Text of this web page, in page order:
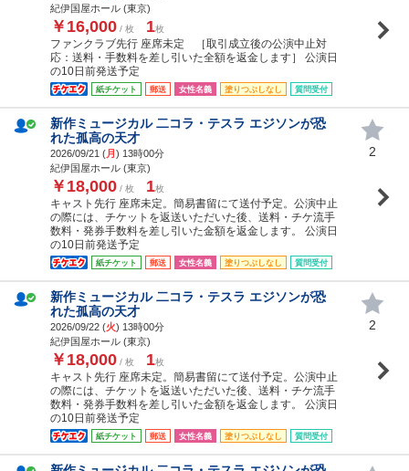
紀伊国屋ホール (東京)
￥16,000 / 枚 1枚
ファンクラブ先行 座席未定 ［取引成立後の公演中止対
応：送料・手数料を差し引いた全額を返金します］ 公演日
の10日前発送予定
紙チケット 郵送 女性名義 塗りつぶしなし 質問受付
新作ミュージカル 二コラ・テスラ エジソンが恐
れた孤高の天才
2026/09/21 (月) 13時00分
紀伊国屋ホール (東京)
￥18,000 / 枚 1枚
キャスト先行 座席未定。簡易書留にて送付予定。公演中止
の際には、チケットを返送いただいた後、送料・チケ流手
数料・発券手数料を差し引いた金額を返金します。 公演日
の10日前発送予定
紙チケット 郵送 女性名義 塗りつぶしなし 質問受付
2
新作ミュージカル 二コラ・テスラ エジソンが恐
れた孤高の天才
2026/09/22 (火) 13時00分
紀伊国屋ホール (東京)
￥18,000 / 枚 1枚
キャスト先行 座席未定。簡易書留にて送付予定。公演中止
の際には、チケットを返送いただいた後、送料・チケ流手
数料・発券手数料を差し引いた金額を返金します。 公演日
の10日前発送予定
紙チケット 郵送 女性名義 塗りつぶしなし 質問受付
2